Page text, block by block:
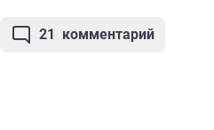
21 комментарий